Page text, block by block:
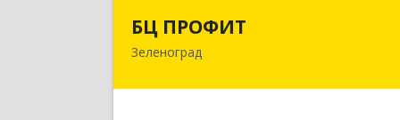
БЦ ПРОФИТ
Зеленоград124482, Москва г, Зеленоград г,